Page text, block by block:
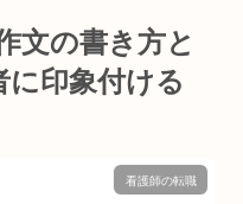
文の書き方と
に印象付ける
看護師の転職